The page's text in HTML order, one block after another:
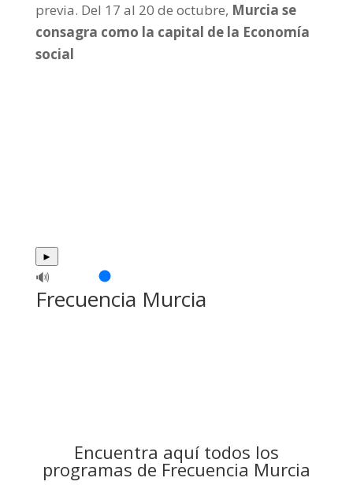
previa. Del 17 al 20 de octubre, Murcia se
consagra como la capital de la Economía
social
►
🔊
Frecuencia Murcia
Encuentra aquí todos los
programas de Frecuencia Murcia